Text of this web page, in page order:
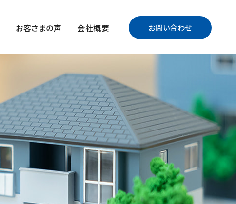
お問い合わせ
お客さまの声 会社概要